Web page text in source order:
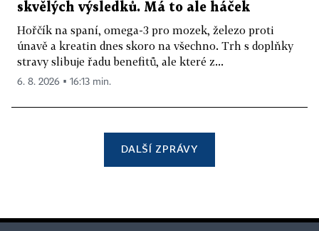
skvělých výsledků. Má to ale háček
Hořčík na spaní, omega-3 pro mozek, železo proti
únavě a kreatin dnes skoro na všechno. Trh s doplňky
stravy slibuje řadu benefitů, ale které z...
6. 8. 2026 ▪ 16:13 min.
DALŠÍ ZPRÁVY